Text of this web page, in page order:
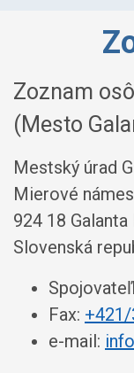
Zoznam
(Mesto
Mestský úrad
Mierové
924 18 Galanta
Slovenská
Fax:
e-mail: